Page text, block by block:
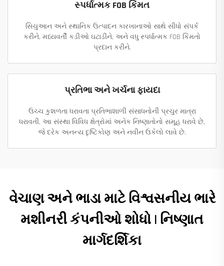
સ્પર્ધાત્મક FOB કિંમત
સિચુઆન અને સ્થાનિક ઉત્પાદન કારખાનાઓ સાથે સીધો સંપર્ક
કરીને, મધ્યવર્તી કડીઓ ઘટાડીને, અને વધુ સ્પર્ધાત્મક FOB કિંમતો
પ્રદાન કરીને.
પ્રતિભા અને ખર્ચના ફાયદા
ઉચ્ચ કુશળતા ધરાવતા પ્રતિભાશાળી સંસાધનોની પ્રચુર માત્રા
ધરાવતી, આ સંસ્થા વિવિધ ક્ષેત્રોમાં અનેક નિષ્ણાતોનો સમૂહ ધરાવે છે,
જે દરેક અનન્ય દૃષ્ટિકોણ અને નવીન ઉકેલો લાવે છે.
વેચાણ અને ભાડા માટે વિશ્વસનીય ભારે
મશીનરી કંપનીઓ શોધો | નિષ્ણાત
માર્ગદર્શિકા